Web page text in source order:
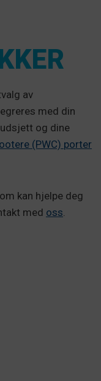
av
med din
og dine
(PWC) porter
kan hjelpe deg
med oss.